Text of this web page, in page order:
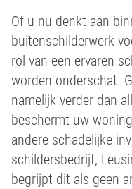
Of u nu denkt aan
buitenschilderwerk
rol van een ervaren
worden onderschat.
namelijk verder dan
beschermt uw
andere schadelijke
schildersbedrijf,
begrijpt dit als geen